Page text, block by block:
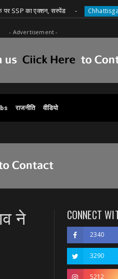
- Advertisement -
राजनीति वीडियो
सस्पेंड Chhattisgarh बेटा-
ने
CONNECT
2340
3290
5212